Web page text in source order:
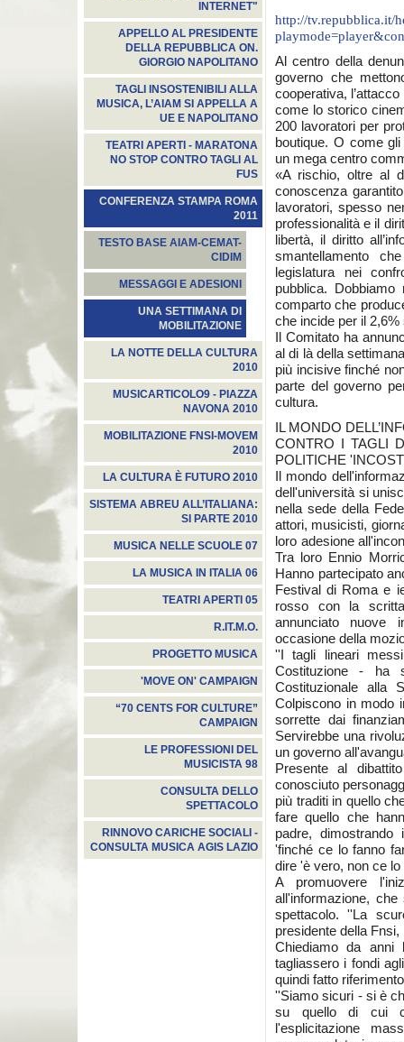
INTERNET"
APPELLO AL PRESIDENTE
DELLA REPUBBLICA ON.
GIORGIO NAPOLITANO
TAGLI INSOSTENIBILI ALLA
MUSICA, L’AIAM SI APPELLA A
UE E NAPOLITANO
TEATRI APERTI - MARATONA
NO STOP CONTRO TAGLI AL
FUS
CONFERENZA STAMPA ROMA
2011
TESTO BASE AIAM-CEMAT-
CIDIM
MESSAGGI E ADESIONI
UNA SETTIMANA DI
MOBILITAZIONE
LA NOTTE DELLA CULTURA
2010
MUSICARTICOLO9 - PIAZZA
NAVONA 2010
MOBILITAZIONE FNSI-MOVEM
2010
LA CULTURA È FUTURO 2010
SISTEMA ABREU ALL’ITALIANA:
SI PARTE 2010
MUSICA NELLE SCUOLE 07
LA MUSICA IN ITALIA 06
TEATRI APERTI 05
R.IT.M.O.
PROGETTO MUSICA
'MOVE ON' CAMPAIGN
“70 CENTS FOR CULTURE”
CAMPAIGN
LE PROFESSIONI DEL
MUSICISTA 98
CONSULTA DELLO
SPETTACOLO
RINNOVO CARICHE SOCIALI -
CONSULTA MUSICA AGIS LAZIO
http://tv.repubblica.it/
Al centro della
governo che
cooperativa,
come lo storico
200 lavoratori per
boutique. O come
un mega centro
«A rischio, oltre al
conoscenza
lavoratori, spesso
professionalità e il
libertà, il diritto
smantellamento
legislatura nei
pubblica.
comparto che
che incide per il 2,6%
Il Comitato ha
al di là della
più incisive finché
parte del governo
cultura.
IL MONDO
CONTRO I TAGLI
POLITICHE
Il mondo
dell'università si
nella sede della
attori, musicisti,
loro adesione
Tra loro Ennio
Hanno partecipato
Festival di Roma e
rosso con la
annunciato nuove
occasione della
''I tagli lineari
Costituzione - ha
Costituzionale alla
Colpiscono in modo
sorrette dai
Servirebbe una
un governo
Presente al
conosciuto
più traditi in quello
fare quello che
padre,
'finché ce lo fanno
dire 'è vero, non ce
A promuovere
all'informazione,
spettacolo. ''La
presidente della
Chiediamo da
tagliassero i fondi
quindi fatto
''Siamo sicuri - si è
su quello di cui ci
l'esplicitazione